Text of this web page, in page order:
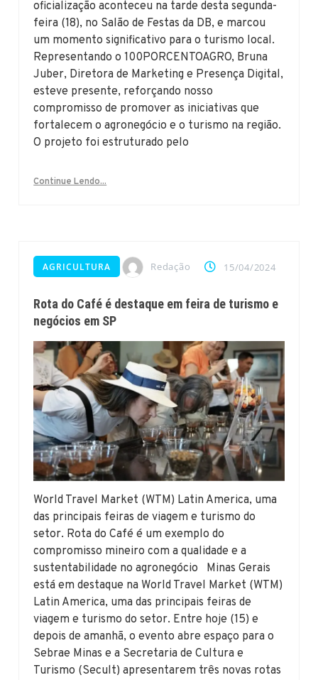
oficialização aconteceu na tarde desta segunda-
feira (18), no Salão de Festas da DB, e marcou
um momento significativo para o turismo local.
Representando o 100PORCENTOAGRO, Bruna
Juber, Diretora de Marketing e Presença Digital,
esteve presente, reforçando nosso
compromisso de promover as iniciativas que
fortalecem o agronegócio e o turismo na região.
O projeto foi estruturado pelo
Continue Lendo...
AGRICULTURA Redação 15/04/2024
Rota do Café é destaque em feira de turismo e
negócios em SP
World Travel Market (WTM) Latin America, uma
das principais feiras de viagem e turismo do
setor. Rota do Café é um exemplo do
compromisso mineiro com a qualidade e a
sustentabilidade no agronegócio Minas Gerais
está em destaque na World Travel Market (WTM)
Latin America, uma das principais feiras de
viagem e turismo do setor. Entre hoje (15) e
depois de amanhã, o evento abre espaço para o
Sebrae Minas e a Secretaria de Cultura e
Turismo (Secult) apresentarem três novas rotas